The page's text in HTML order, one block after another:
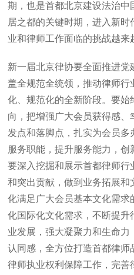
期，也是首都北京建设法治
居之都的关键时期，进入新
业和律师工作面临的挑战越来
新一届北京律协要全面推进
盖全规范全统领，推动律师
化、规范化的全新阶段。要始
向，把增强广大会员获得感
发点和落脚点，扎实为会员
服务职能，提升服务能力，创
要深入挖掘和展示首都律师
和突出贡献，做到业务拓展
化满足广大会员基本文化需
化国际化文化需求，不断提
业发展，强大凝聚力和生命
认同感，全方位打造首都律
律师执业权利保障工作，完